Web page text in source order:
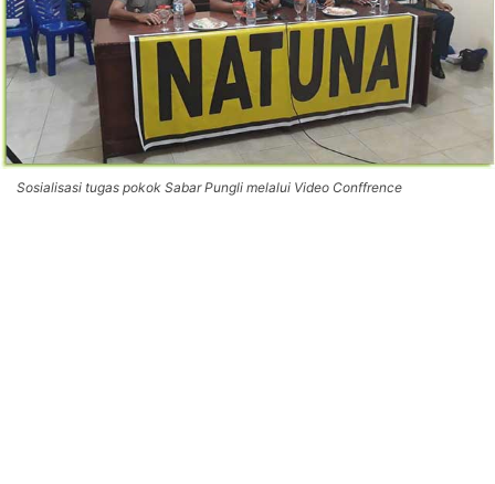
Sosialisasi tugas pokok Sabar Pungli melalui Video Conffrence